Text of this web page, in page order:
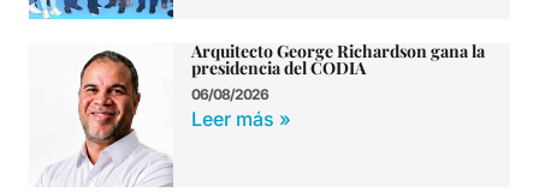
Arquitecto George Richardson gana la
presidencia del CODIA
06/08/2026
Leer más »